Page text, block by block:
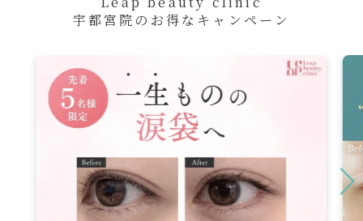
宇都宮院のお得なキャンペーン